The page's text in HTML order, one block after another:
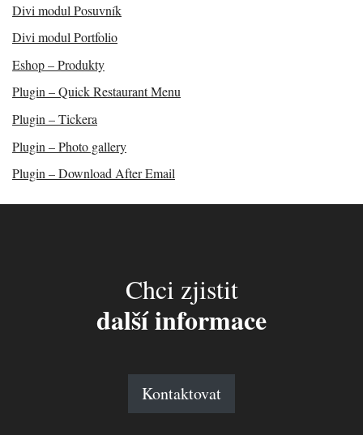
Divi modul Posuvník
Divi modul Portfolio
Eshop – Produkty
Plugin – Quick Restaurant Menu
Plugin – Tickera
Plugin – Photo gallery
Plugin – Download After Email
Chci zjistit
další informace
Kontaktovat